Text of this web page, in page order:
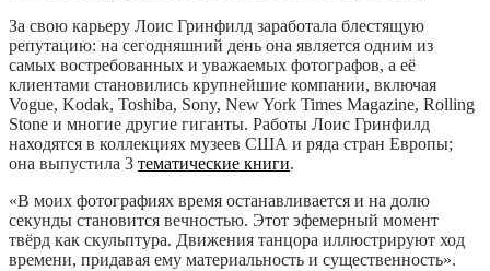
За свою карьеру Лоис Гринфилд заработала блестящую
репутацию: на сегодняшний день она является одним из
самых востребованных и уважаемых фотографов, а её
клиентами становились крупнейшие компании, включая
Vogue, Kodak, Toshiba, Sony, New York Times Magazine, Rolling
Stone и многие другие гиганты. Работы Лоис Гринфилд
находятся в коллекциях музеев США и ряда стран Европы;
она выпустила 3 тематические книги.
«В моих фотографиях время останавливается и на долю
секунды становится вечностью. Этот эфемерный момент
твёрд как скульптура. Движения танцора иллюстрируют ход
времени, придавая ему материальность и существенность».